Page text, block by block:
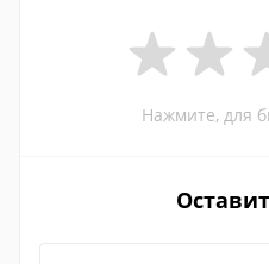
Нажмите, для